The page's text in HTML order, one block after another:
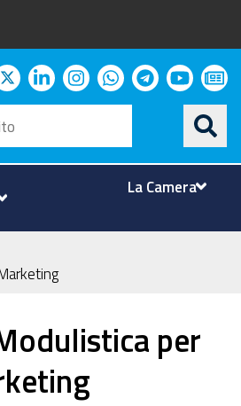
twitterlinkedininstagram
whatsapp
telegram
Cerca
nel
sito
La Camera
per